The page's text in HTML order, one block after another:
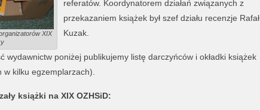
XIX
referatów. Koordynatorem działań związanych z
przekazaniem książek był szef działu recenzje Rafał
Kuzak.
wydawnictw poniżej publikujemy listę darczyńców i okładki książek
w kilku egzemplarzach).
książki na XIX OZHSiD: